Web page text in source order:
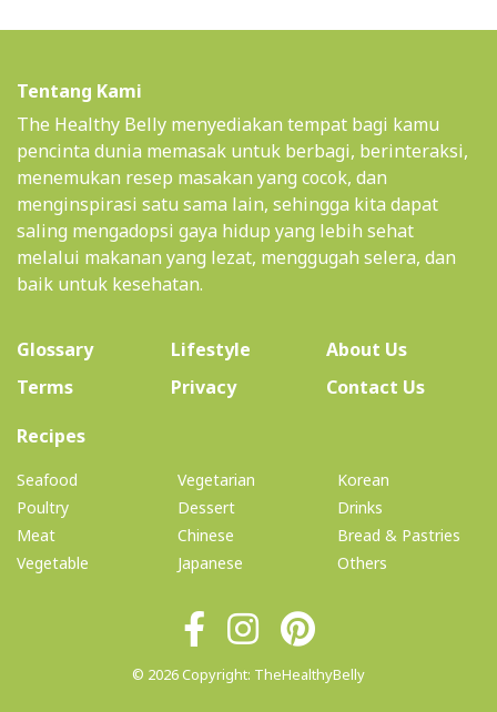
Tentang Kami
The Healthy Belly menyediakan tempat bagi kamu
pencinta dunia memasak untuk berbagi, berinteraksi,
menemukan resep masakan yang cocok, dan
menginspirasi satu sama lain, sehingga kita dapat
saling mengadopsi gaya hidup yang lebih sehat
melalui makanan yang lezat, menggugah selera, dan
baik untuk kesehatan.
Glossary Lifestyle About Us(current)
Terms
Privacy
Contact Us
Recipes(current)
Seafood
Poultry
Meat
Vegetable
Vegetarian
Dessert
Chinese
Japanese
Korean
Drinks
Bread & Pastries
Others
© 2026 Copyright: TheHealthyBelly